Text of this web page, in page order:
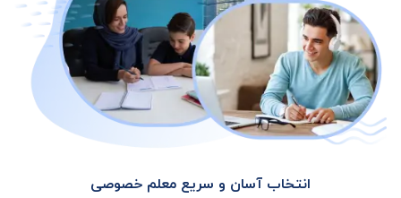
انتخاب آسان و سریع معلم خصوصی